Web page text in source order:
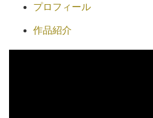
プロフィール
作品紹介